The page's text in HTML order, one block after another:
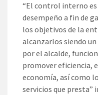
“El control interno
desempeño a fin de
los objetivos de la
alcanzarlos siendo
por el alcalde,
promover eficiencia,
economía, así como
servicios que presta”